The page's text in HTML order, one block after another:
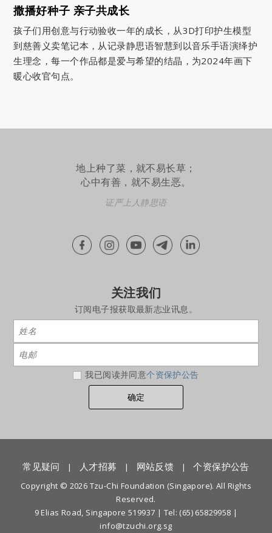
撒播好种子 亲子共成长
孩子们用创意与行动验收一年的成长，从3D打印护生模型
到慈善义卖笔记本，从记录静思语智慧到以音乐手语演绎护
生理念，每一个作品都是爱与希望的结晶，为2024年画下
暖心收官句点。
地上种了菜，就不易长草；
心中有善，就不易生恶。
证严上人静思语
关注我们
订阅电子报获取最新志业讯息。
我已阅读并同意个资保护公告
常见疑问 | 人才招募 | 网站反馈 | 个资保护公告
Copyright © 2026 Tzu-Chi Foundation (Singapore). All Rights
Reserved.
9 Elias Road, Singapore 519937 | Tel: (65) 65829958 |
info@tzuchi.org.sg